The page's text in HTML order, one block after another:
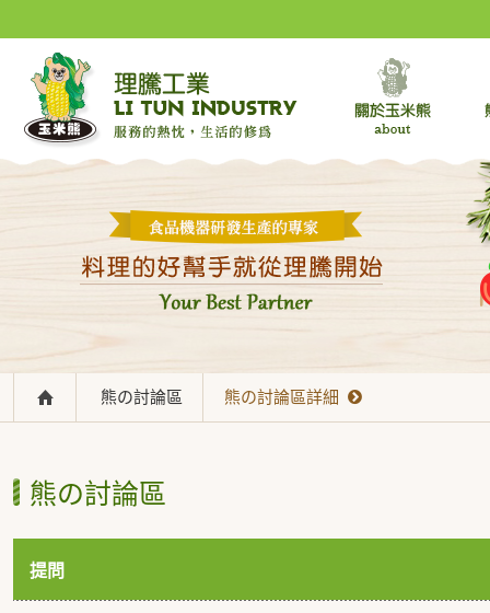
熊の討論區 熊の討論區詳細
熊の討論區
提問